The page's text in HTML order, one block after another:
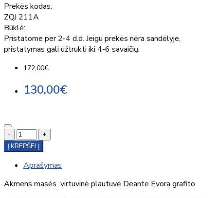
Prekės kodas:
ZQJ 211A
Būklė:
Pristatome per 2-4 d.d. Jeigu prekės nėra sandėlyje,
pristatymas gali užtrukti iki 4-6 savaičių.
172,00€
130,00€
-
+
Į KREPŠELĮ
Aprašymas
Akmens masės virtuvinė plautuvė Deante Evora grafito